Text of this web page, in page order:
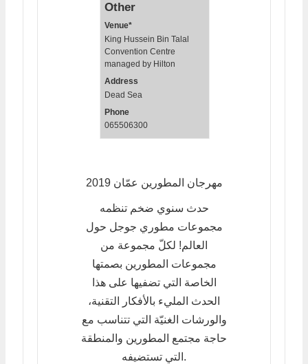
Other
Venue*
King Hussein Bin Talal
Convention Centre
managed by Hilton
Address
Dead Sea
Phone
065506300
مهرجان المطورين عمّان 2019
حدث سنوي ضخم تنظمه
مجموعات مطوري جوجل حول
العالم! لكلّ مجموعة من
مجموعات المطورين بصمتها
الخاصة التي تضفيها على هذا
الحدث المليء بالأفكار التقنية،
والورشات الغنيّة التي تتناسب مع
حاجة مجتمع المطورين والمنطقة
التي تستضيفه.